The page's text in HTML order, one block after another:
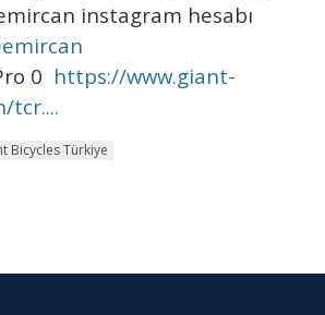
instagram hesabı
0
https://www.giant-
tcr....
Bicycles Türkiye